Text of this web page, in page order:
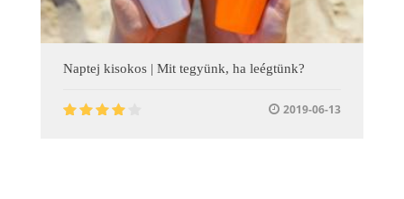
Naptej kisokos | Mit tegyünk, ha leégtünk?
2019-06-13